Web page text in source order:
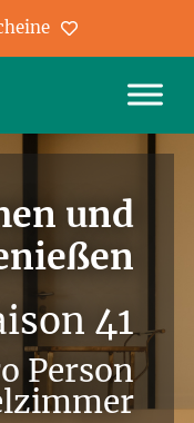
Favoriten
und
41
Person